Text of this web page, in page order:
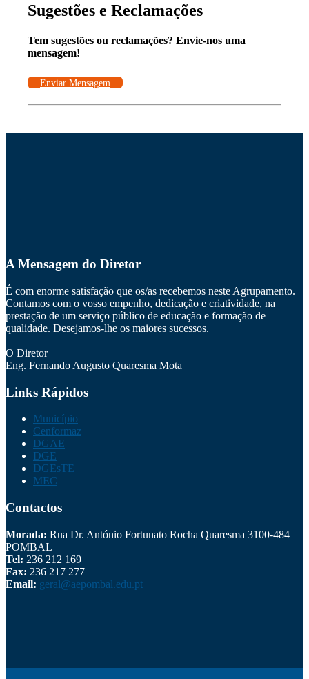
Sugestões e Reclamações
Tem sugestões ou reclamações? Envie-nos uma
mensagem!
Enviar Mensagem
A Mensagem do Diretor
É com enorme satisfação que os/as recebemos neste Agrupamento.
Contamos com o vosso empenho, dedicação e criatividade, na
prestação de um serviço público de educação e formação de
qualidade. Desejamos-lhe os maiores sucessos.
O Diretor
Eng. Fernando Augusto Quaresma Mota
Links Rápidos
Município
Cenformaz
DGAE
DGE
DGEsTE
MEC
Contactos
Morada: Rua Dr. António Fortunato Rocha Quaresma 3100-484
POMBAL
Tel: 236 212 169
Fax: 236 217 277
Email: geral@aepombal.edu.pt